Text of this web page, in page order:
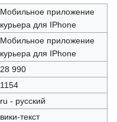
Мобильное приложение
курьера для IPhone
Мобильное приложение
курьера для IPhone
28 990
1154
ru - русский
вики-текст